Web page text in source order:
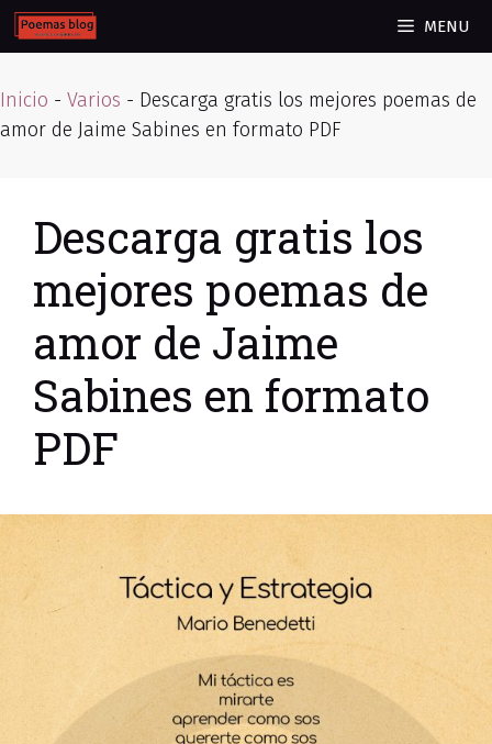
Skip
to
MENU
Inicio - Varios - Descarga gratis los mejores poemas de
amor de Jaime Sabines en formato PDF
Descarga gratis los
mejores poemas de
amor de Jaime
Sabines en formato
PDF